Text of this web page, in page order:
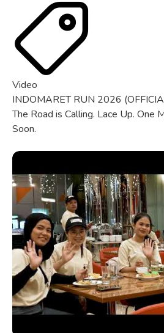
Video
INDOMARET RUN 2026
The Road is Calling. Lace Up. One
Soon.